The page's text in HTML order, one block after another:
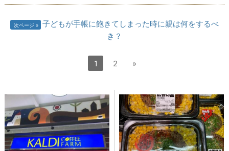
次ページ
子どもが手帳に飽きてしまった時に親は何をするべ
き？
1 2 »